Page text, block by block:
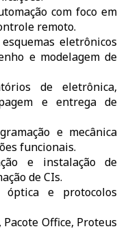
com foco em
remoto.
eletrônicos
e modelagem de
de eletrônica,
e entrega de
e mecânica
funcionais.
e instalação de
de CIs.
e protocolos
Office, Proteus